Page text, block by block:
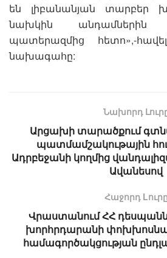
են լիբանանյան տարբեր
նախկին անդամներին
պատերազմից հետո»,-
նախագահը:
Նախորդ
Արցախի տարածքում
պատմամշակութային
Ադրբեջանի կողմից
Ավանեսով
Հաջորդ
Վրաստանում ՀՀ
խորհրդարանի
համագործակցության